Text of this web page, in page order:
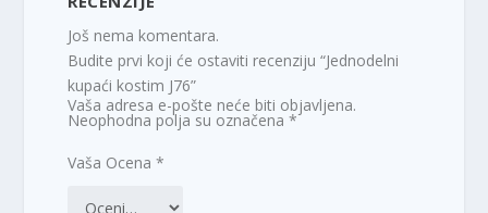
Još nema komentara.
Budite prvi koji će ostaviti recenziju “Jednodelni
kupaći kostim J76”
Vaša adresa e-pošte neće biti objavljena.
Neophodna polja su označena*
Vaša Ocena*